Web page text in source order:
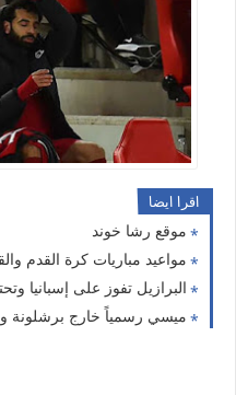
اقرا ايضا
موقع رشا خوند
مواعيد مباريات كرة القدم
البرازيل تفوز على إسبانيا
ميسي رسمياً خارج برشلونة